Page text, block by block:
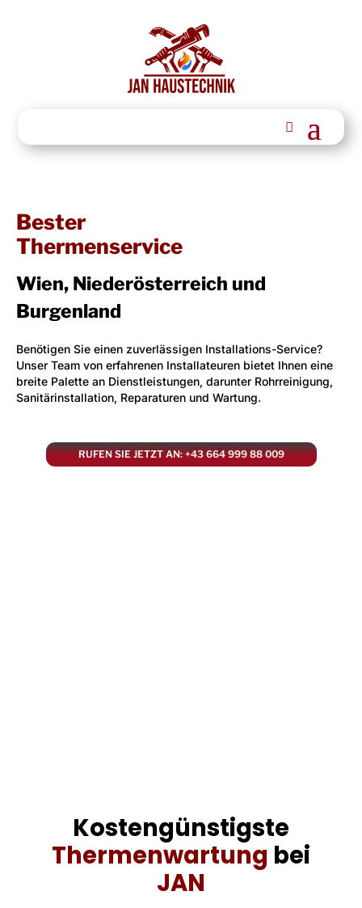
Bester
Thermenservice
Wien, Niederösterreich und
Burgenland
Benötigen Sie einen zuverlässigen Installations-Service?
Unser Team von erfahrenen Installateuren bietet Ihnen eine
breite Palette an Dienstleistungen, darunter Rohrreinigung,
Sanitärinstallation, Reparaturen und Wartung.
RUFEN SIE JETZT AN: +43 664 999 88 009
Kostengünstigste
Thermenwartung bei
JAN